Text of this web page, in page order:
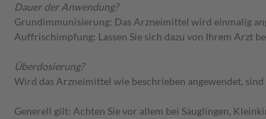
Dauer der Anwendung?
Grundimmunisierung: Das Arzneimittel wird einmalig
Auffrischimpfung: Lassen Sie sich dazu von Ihrem Arzt
Überdosierung?
Wird das Arzneimittel wie beschrieben angewendet,
Generell gilt: Achten Sie vor allem bei Säuglingen,